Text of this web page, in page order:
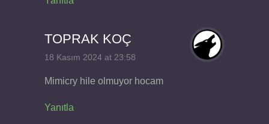
TOPRAK KOÇ
18 Kasım 2024 at 23:58
Mimicry hile olmuyor hocam
Yanıtla